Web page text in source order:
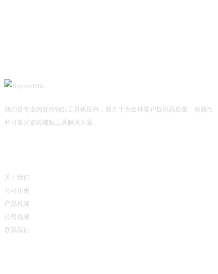
我们是专业的瓷砖铺贴工具供应商，致力于为全球客户提供高质量、创新性
和可靠的瓷砖铺贴工具解决方案。
关于我们
公司历史
产品视频
公司视频
联系我们